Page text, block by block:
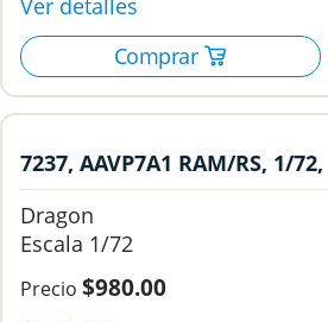
7237, AAVP7A1 RAM/RS, 1/72,
Dragon
Dragon
1/72
$980.00